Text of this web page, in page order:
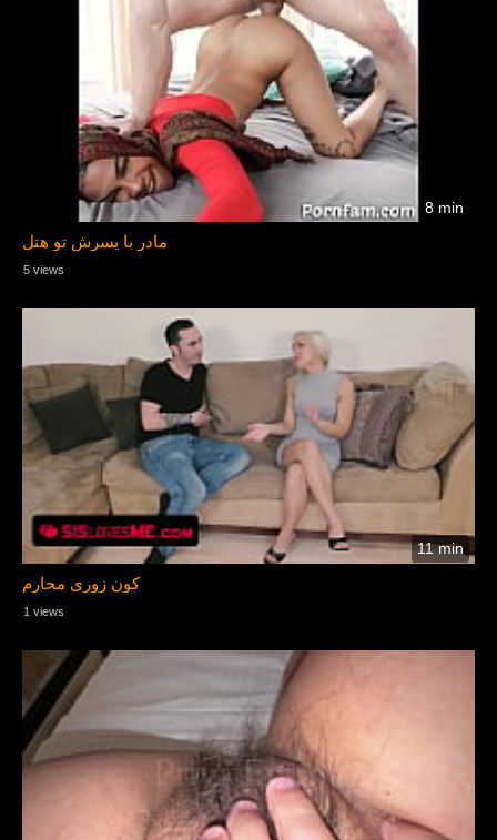
8 min
مادر با پسرش تو هتل
5 views
11 min
کون زوری محارم
1 views